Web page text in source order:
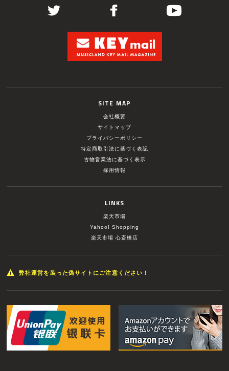
SITE MAP
会社概要
サイトマップ
プライバシーポリシー
特定商取引法に基づく表記
古物営業法に基づく表示
採用情報
LINKS
楽天市場
Yahoo! Shopping
楽天市場 心斎橋店
弊社運営を装った偽サイトにご注意ください！